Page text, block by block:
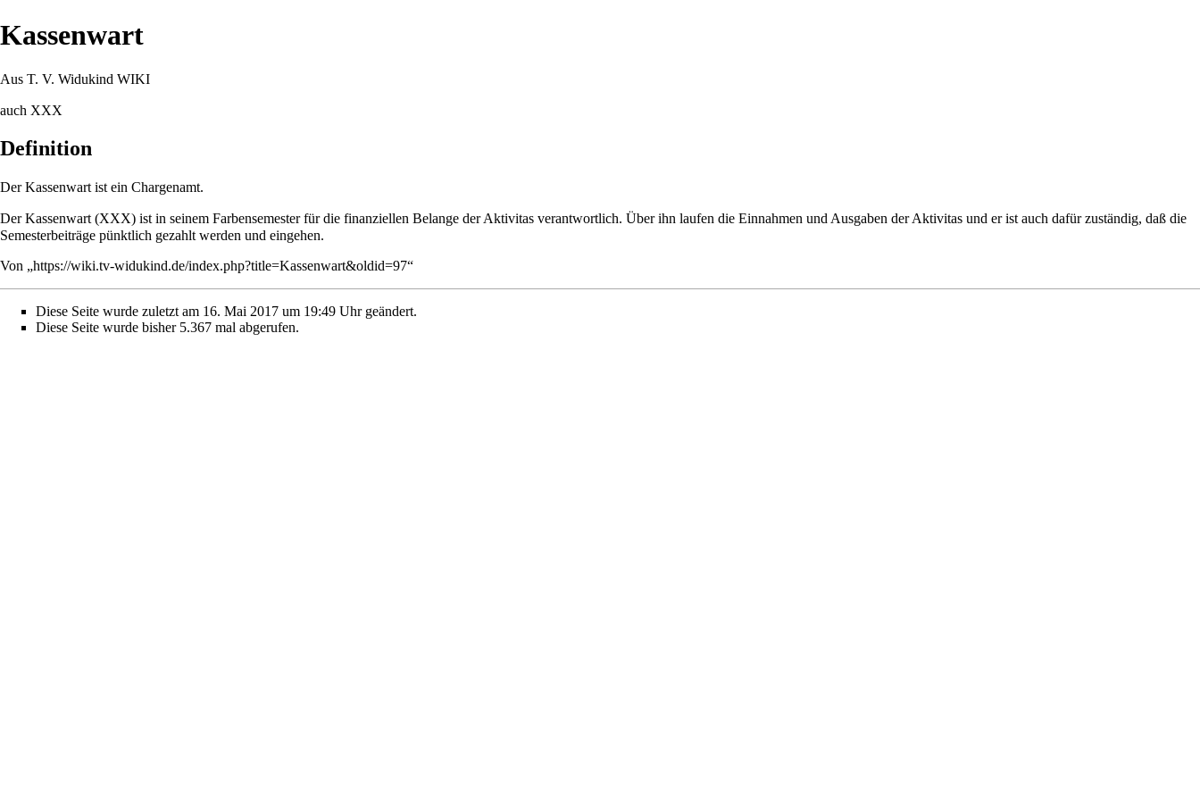
Kassenwart
Aus T. V. Widukind WIKI
auch XXX
Definition
Der Kassenwart ist ein Chargenamt.
Der Kassenwart (XXX) ist in seinem Farbensemesterfür die finanziellen Belange derAktivitas verantwortlich. Über ihn laufen die Einnahmen und Ausgaben derAktivitas und er ist auch dafür zuständig, daß die
Semesterbeiträge pünktlich gezahlt werden und eingehen.
Von „https://wiki.tv-widukind.de/index.php?title=Kassenwart&oldid=97“
Diese Seite wurde zuletzt am 16. Mai 2017 um 19:49 Uhr geändert.
Diese Seite wurde bisher 5.367 mal abgerufen.